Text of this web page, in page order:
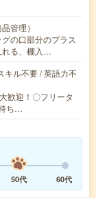
管理）
の口部分のプラス
れる、棚入…
キル不要 / 英語力不
歓迎！〇フリータ
ち…
50代 60代